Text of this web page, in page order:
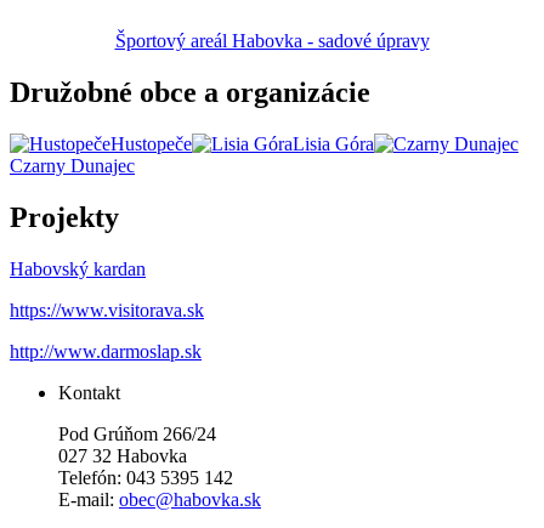
Športový areál Habovka - sadové úpravy
Družobné obce a organizácie
Hustopeče
Lisia Góra
Czarny Dunajec
Projekty
Habovský kardan
https://www.visitorava.sk
http://www.darmoslap.sk
Kontakt
Pod Grúňom 266/24
027 32 Habovka
Telefón: 043 5395 142
E-mail: obec@habovka.sk